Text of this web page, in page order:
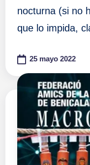
nocturna (si no
que lo impida,
25 mayo 2022